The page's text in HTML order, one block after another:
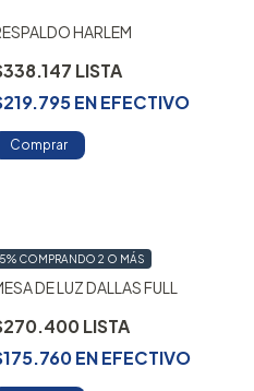
HARLEM
ENEFECTIVO
Comprar
DE LUZ DALLAS FULL
5% COMPRANDO 2 O MÁS
ENEFECTIVO